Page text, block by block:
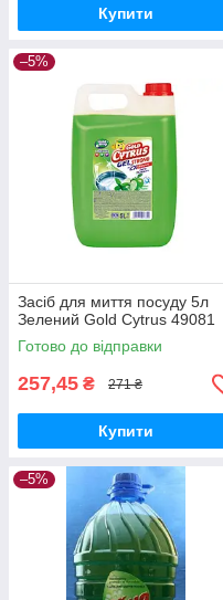
Купити
–5%
Засіб для миття посуду 5л
Зелений Gold Cytrus 49081
Готово до відправки
257,45 ₴ 271 ₴
Купити
–5%